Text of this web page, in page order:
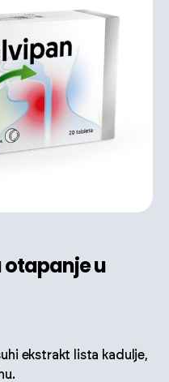
otapanje u
ekstrakt lista kadulje,